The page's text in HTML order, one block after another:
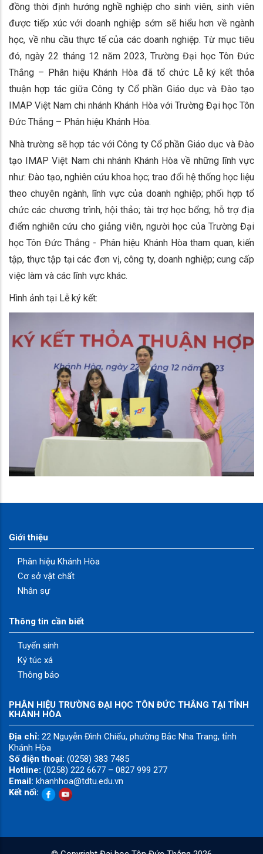
đồng thời định hướng nghề nghiệp cho sinh viên, sinh viên
được tiếp xúc với doanh nghiệp sớm sẽ hiểu hơn về ngành
học, về nhu cầu thực tế của các doanh nghiệp. Từ mục tiêu
đó, ngày 22 tháng 12 năm 2023, Trường Đại học Tôn Đức
Thắng – Phân hiệu Khánh Hòa đã tổ chức Lễ ký kết thỏa
thuận hợp tác giữaCông ty Cổ phần Giáo dục và Đào tạo
IMAP Việt Nam chi nhánh Khánh Hòa với Trường Đại học Tôn
Đức Thắng – Phân hiệu Khánh Hòa.
Nhà trường sẽ hợp tác vớiCông ty Cổ phần Giáo dục và Đào
tạo IMAP Việt Nam chi nhánh Khánh Hòa về những lĩnh vực
như: Đào tạo, nghiên cứu khoa học; trao đổi hệ thống học liệu
theo chuyên ngành, lĩnh vực của doanh nghiệp; phối hợp tổ
chức các chương trình, hội thảo; tài trợ học bổng; hỗ trợ địa
điểm nghiên cứu cho giảng viên, người học của Trường Đại
học Tôn Đức Thắng - Phân hiệu Khánh Hòa tham quan, kiến
tập, thực tập tại các đơn vị, công ty, doanh nghiệp; cung cấp
việc làm và các lĩnh vực khác.
Hình ảnh tại Lễ ký kết:
Giới thiệu
Phân hiệu Khánh Hòa
Cơ sở vật chất
Nhân sự
Thông tin cần biết
Tuyển sinh
Ký túc xá
Thông báo
PHÂN HIỆU TRƯỜNG ĐẠI HỌC TÔN ĐỨC THẮNG TẠI TỈNH
KHÁNH HÒA
Địa chỉ: 22 Nguyễn Đình Chiểu, phường Bắc Nha Trang, tỉnh
Khánh Hòa
Số điện thoại: (0258) 383 7485
Hotline: (0258) 222 6677 – 0827 999 277
Email: khanhhoa@tdtu.edu.vn
Kết nối: